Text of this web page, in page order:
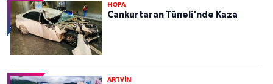
HOPA
Cankurtaran Tüneli'nde Kaza
ARTVİN